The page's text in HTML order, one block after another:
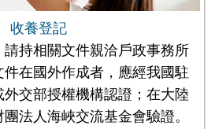
收養登記
持相關文件親洽戶政事務所
在國外作成者，應經我國駐
交部授權機構認證；在大陸
法人海峽交流基金會驗證。